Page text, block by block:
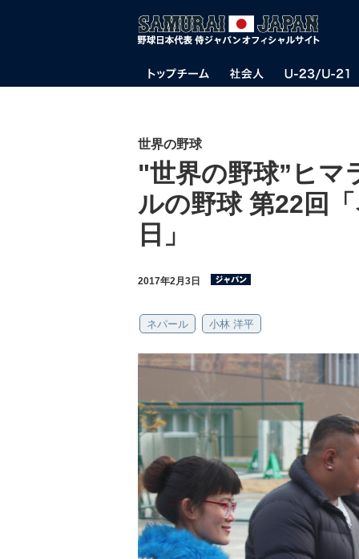
世界の野球
"世界の野球”ヒマ
ルの野球 第22回
日」
2017年2月3日
ネパール 小林 洋平